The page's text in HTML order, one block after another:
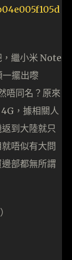
繼小米 Note
一擺出嚟
唔同名？原來
，據相關人
到大陸就只
唔似有大問
部都無所謂